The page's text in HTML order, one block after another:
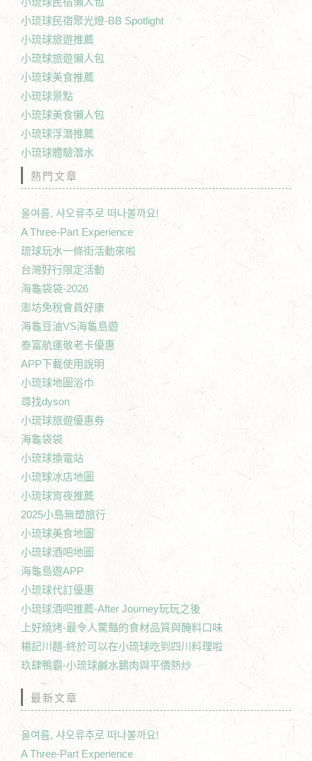
小琉球民宿聚光燈-BB Spotlight
小琉球旅遊推薦
小琉球旅遊懶人包
小琉球美食推薦
小琉球景點
小琉球美食懶人包
小琉球浮潛推薦
小琉球體驗潛水
熱門文章
올여름, 샤오류추로 떠나볼까요!
A Three-Part Experience
琉球玩水一條街活動來啦
台灣好行限定活動
海龜袋袋-2026
澎坊免稅會員好康
海龜豆油VS海龜島遊
泰富航運敬老卡優惠
APP下載使用說明
小琉球地圖浴巾
尋找dyson
小琉球旅遊優惠券
海龜袋袋
小琉球換電站
小琉球冰店地圖
小琉球宵夜推薦
2025小島無塑旅行
小琉球美食地圖
小琉球酒吧地圖
海龜島遊APP
小琉球代訂優惠
小琉球酒吧推薦-After Journey玩玩之後
上好燒烤-最令人驚豔的食材品質與醃料口味
楊記川麵-終於可以在小琉球吃到四川料理啦
玖肆鴨霸-小琉球鹹水鵝肉與平價熱炒
最新文章
올여름, 샤오류추로 떠나볼까요!
A Three-Part Experience